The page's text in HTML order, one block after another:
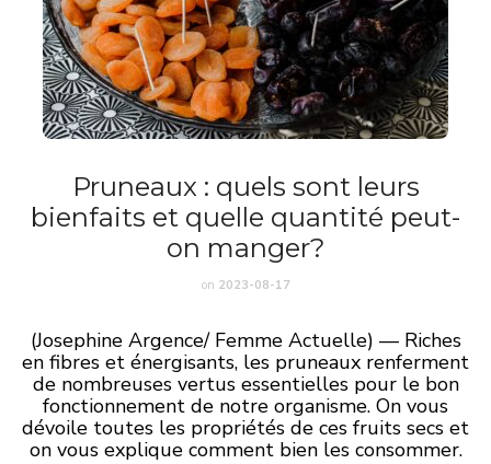
Pruneaux : quels sont leurs
bienfaits et quelle quantité peut-
on manger?
on 2023-08-17
(Josephine Argence/ Femme Actuelle) — Riches
en fibres et énergisants, les pruneaux renferment
de nombreuses vertus essentielles pour le bon
fonctionnement de notre organisme. On vous
dévoile toutes les propriétés de ces fruits secs et
on vous explique comment bien les consommer.